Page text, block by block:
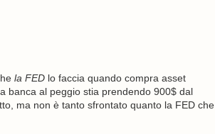
la FEDlo faccia quando compra asset
banca al peggio stia prendendo 900$ dal
ma non è tanto sfrontato quanto la FED che